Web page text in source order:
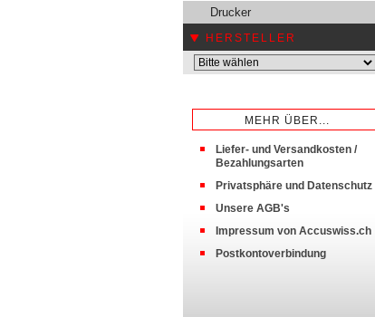
Drucker
HERSTELLER
MEHR ÜBER...
Liefer- und Versandkosten /
Bezahlungsarten
Privatsphäre und Datenschutz
Unsere AGB's
Impressum von Accuswiss.ch
Postkontoverbindung